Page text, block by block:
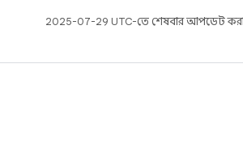
2025-07-29 UTC-তে শেষবার আপডেট করা